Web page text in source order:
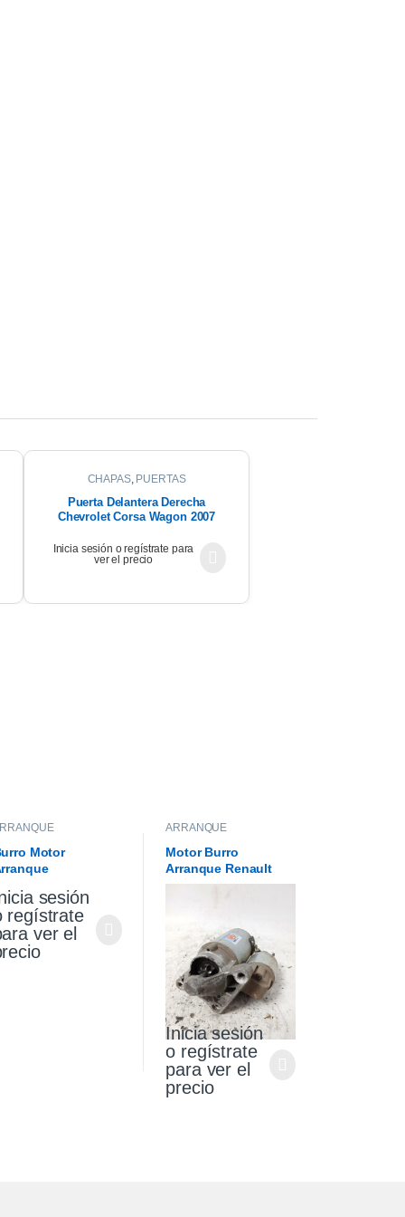
CHAPAS, PUERTAS
Puerta Delantera Derecha
Chevrolet Corsa Wagon 2007
Inicia sesión o regístrate para
ver el precio
Motor
1.6
sesión
regístrate
ver el
ARRANQUE
Motor Burro
Arranque Renault
Sandero Stepway 1.6
Inicia sesión
o regístrate
para ver el
precio